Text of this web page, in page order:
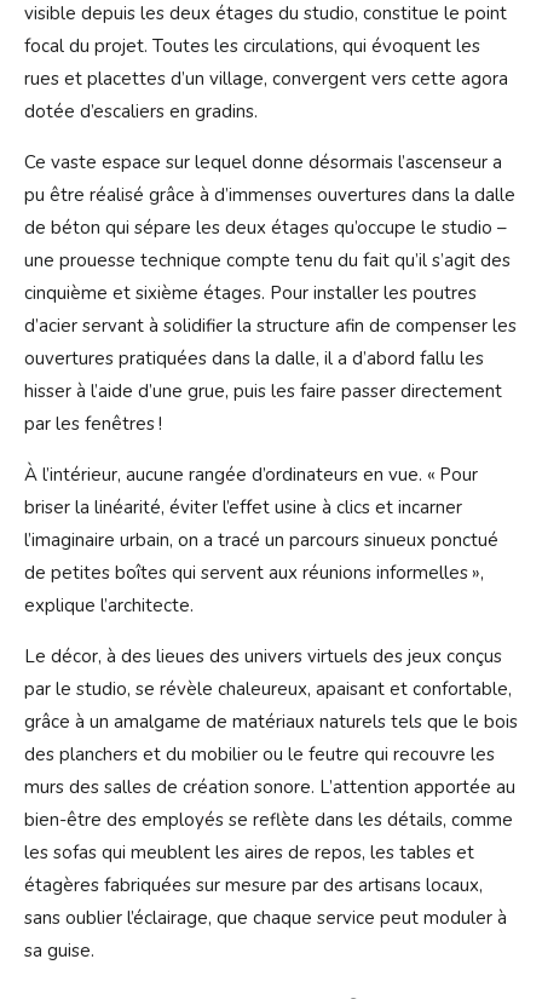
visible depuis les deux étages du studio, constitue le point
focal du projet. Toutes les circulations, qui évoquent les
rues et placettes d’un village, convergent vers cette agora
dotée d’escaliers en gradins.
Ce vaste espace sur lequel donne désormais l’ascenseur a
pu être réalisé grâce à d’immenses ouvertures dans la dalle
de béton qui sépare les deux étages qu’occupe le studio –
une prouesse technique compte tenu du fait qu’il s’agit des
cinquième et sixième étages. Pour installer les poutres
d’acier servant à solidifier la structure afin de compenser les
ouvertures pratiquées dans la dalle, il a d’abord fallu les
hisser à l’aide d’une grue, puis les faire passer directement
par les fenêtres !
À l’intérieur, aucune rangée d’ordinateurs en vue. « Pour
briser la linéarité, éviter l’effet usine à clics et incarner
l’imaginaire urbain, on a tracé un parcours sinueux ponctué
de petites boîtes qui servent aux réunions informelles »,
explique l’architecte.
Le décor, à des lieues des univers virtuels des jeux conçus
par le studio, se révèle chaleureux, apaisant et confortable,
grâce à un amalgame de matériaux naturels tels que le bois
des planchers et du mobilier ou le feutre qui recouvre les
murs des salles de création sonore. L’attention apportée au
bien-être des employés se reflète dans les détails, comme
les sofas qui meublent les aires de repos, les tables et
étagères fabriquées sur mesure par des artisans locaux,
sans oublier l’éclairage, que chaque service peut moduler à
sa guise.